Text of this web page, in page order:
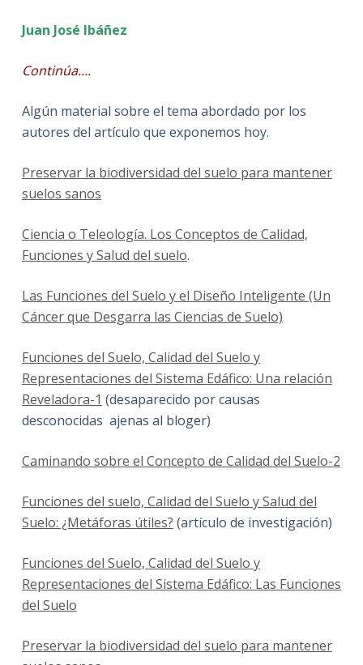
Juan José Ibáñez
Continúa….
Algún material sobre el tema abordado por los
autores del artículo que exponemos hoy.
Preservar la biodiversidad del suelo para mantener
suelos sanos
Ciencia o Teleología. Los Conceptos de Calidad,
Funciones y Salud del suelo.
Las Funciones del Suelo y el Diseño Inteligente (Un
Cáncer que Desgarra las Ciencias de Suelo)
Funciones del Suelo, Calidad del Suelo y
Representaciones del Sistema Edáfico: Una relación
Reveladora-1 (desaparecido por causas
desconocidas ajenas al bloger)
Caminando sobre el Concepto de Calidad del Suelo-2
Funciones del suelo, Calidad del Suelo y Salud del
Suelo: ¿Metáforas útiles? (artículo de investigación)
Funciones del Suelo, Calidad del Suelo y
Representaciones del Sistema Edáfico: Las Funciones
del Suelo
Preservar la biodiversidad del suelo para mantener